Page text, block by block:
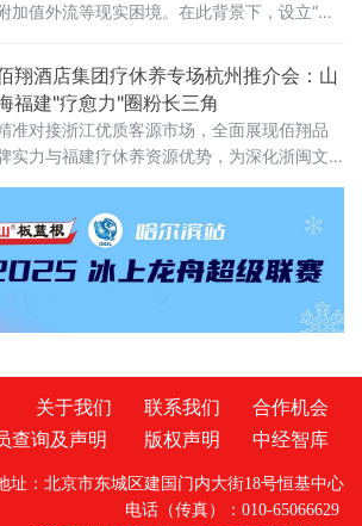
加值外流等现实困境。在此背景下，设立“内
称“平台公司”），采用PPP混合所有制模式，构
以数字人民币为核心的跨境金融结算基础设
翔酒店集团疗休养专场杭州推介会：山
福建"疗愈力"圈粉长三角
准对接浙江优质客源市场，全面展现佰翔品
实力与福建疗休养资源优势，为深化浙闽文
推介会上，佰翔携福建区域10家酒店集中亮
，发布专属疗休养
关于我们 联系我们
合作机会
查询及声明
版权声明 中经智库
址：北京市东城区建国门内大街18号恒基中心
电话（传真）：010-65066629